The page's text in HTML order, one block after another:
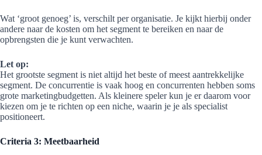
Wat ‘groot genoeg’ is, verschilt per organisatie. Je kijkt hierbij onder
andere naar de kosten om het segment te bereiken en naar de
opbrengsten die je kunt verwachten.
Let op:
Het grootste segment is niet altijd het beste of meest aantrekkelijke
segment. De concurrentie is vaak hoog en concurrenten hebben soms
grote marketingbudgetten. Als kleinere speler kun je er daarom voor
kiezen om je te richten op een niche, waarin je je als specialist
positioneert.
Criteria 3: Meetbaarheid